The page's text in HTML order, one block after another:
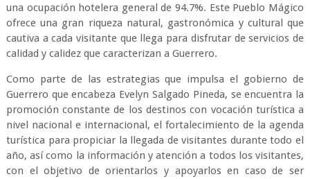
una ocupación hotelera general de 94.7%. Este Pueblo Mágico
ofrece una gran riqueza natural, gastronómica y cultural que
cautiva a cada visitante que llega para disfrutar de servicios de
calidad y calidez que caracterizan a Guerrero.
Como parte de las estrategias que impulsa el gobierno de
Guerrero que encabeza Evelyn Salgado Pineda, se encuentra la
promoción constante de los destinos con vocación turística a
nivel nacional e internacional, el fortalecimiento de la agenda
turística para propiciar la llegada de visitantes durante todo el
año, así como la información y atención a todos los visitantes,
con el objetivo de orientarlos y apoyarlos en caso de ser